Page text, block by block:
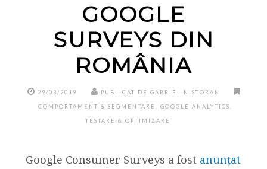
GOOGLE
SURVEYS DIN
ROMÂNIA
29/03/2019 PUBLICAT DE GABRIEL NISTORAN
COMPORTAMENT & SEGMENTARE GOOGLE ANALYTICS
TESTARE & OPTIMIZARE
Google Consumer Surveys a fost anunțat